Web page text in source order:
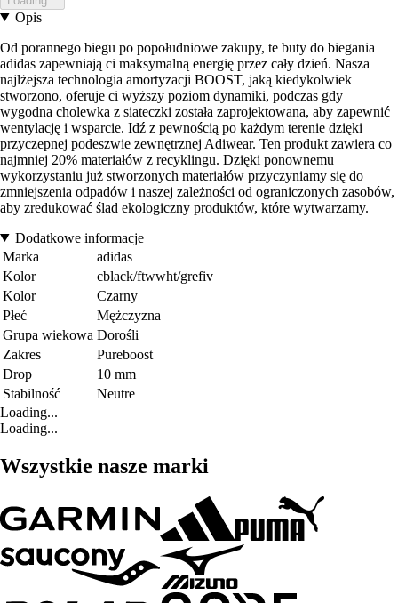
Opis
Od porannego biegu po popołudniowe zakupy, te buty do biegania
adidas zapewniają ci maksymalną energię przez cały dzień. Nasza
najlżejsza technologia amortyzacji BOOST, jaką kiedykolwiek
stworzono, oferuje ci wyższy poziom dynamiki, podczas gdy
wygodna cholewka z siateczki została zaprojektowana, aby zapewnić
wentylację i wsparcie. Idź z pewnością po każdym terenie dzięki
przyczepnej podeszwie zewnętrznej Adiwear. Ten produkt zawiera co
najmniej 20% materiałów z recyklingu. Dzięki ponownemu
wykorzystaniu już stworzonych materiałów przyczyniamy się do
zmniejszenia odpadów i naszej zależności od ograniczonych zasobów,
aby zredukować ślad ekologiczny produktów, które wytwarzamy.
Dodatkowe informacje
Marka
adidas
Kolor
cblack/ftwwht/grefiv
Kolor
Czarny
Płeć
Mężczyzna
Grupa wiekowa Dorośli
Zakres
Pureboost
Drop
10 mm
Stabilność
Neutre
Loading...
Loading...
Wszystkie nasze marki